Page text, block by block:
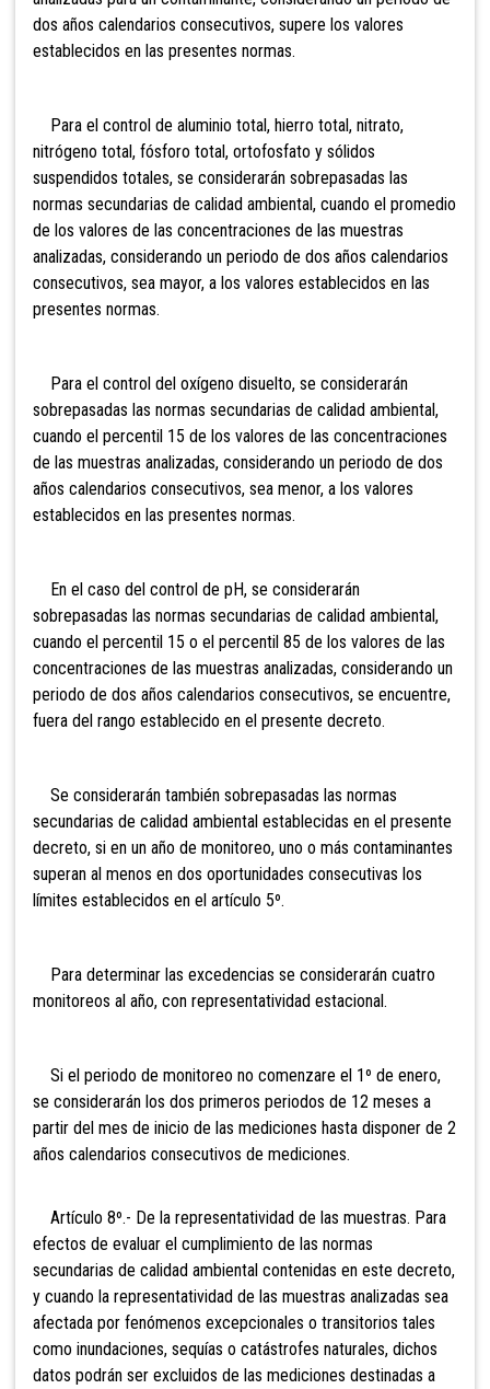
dos años calendarios consecutivos, supere los valores
establecidos en las presentes normas.
Para el control de aluminio total, hierro total, nitrato,
nitrógeno total, fósforo total, ortofosfato y sólidos
suspendidos totales, se considerarán sobrepasadas las
normas secundarias de calidad ambiental, cuando el promedio
de los valores de las concentraciones de las muestras
analizadas, considerando un periodo de dos años calendarios
consecutivos, sea mayor, a los valores establecidos en las
presentes normas.
Para el control del oxígeno disuelto, se considerarán
sobrepasadas las normas secundarias de calidad ambiental,
cuando el percentil 15 de los valores de las concentraciones
de las muestras analizadas, considerando un periodo de dos
años calendarios consecutivos, sea menor, a los valores
establecidos en las presentes normas.
En el caso del control de pH, se considerarán
sobrepasadas las normas secundarias de calidad ambiental,
cuando el percentil 15 o el percentil 85 de los valores de las
concentraciones de las muestras analizadas, considerando un
periodo de dos años calendarios consecutivos, se encuentre,
fuera del rango establecido en el presente decreto.
Se considerarán también sobrepasadas las normas
secundarias de calidad ambiental establecidas en el presente
decreto, si en un año de monitoreo, uno o más contaminantes
superan al menos en dos oportunidades consecutivas los
límites establecidos en el artículo 5º.
Para determinar las excedencias se considerarán cuatro
monitoreos al año, con representatividad estacional.
Si el periodo de monitoreo no comenzare el 1º de enero,
se considerarán los dos primeros periodos de 12 meses a
partir del mes de inicio de las mediciones hasta disponer de 2
años calendarios consecutivos de mediciones.
Artículo 8º.- De la representatividad de las muestras. Para
efectos de evaluar el cumplimiento de las normas
secundarias de calidad ambiental contenidas en este decreto,
y cuando la representatividad de las muestras analizadas sea
afectada por fenómenos excepcionales o transitorios tales
como inundaciones, sequías o catástrofes naturales, dichos
datos podrán ser excluidos de las mediciones destinadas a